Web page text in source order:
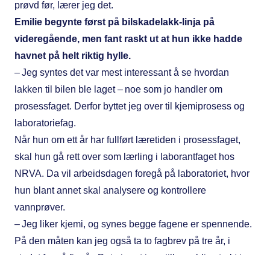
prøvd før, lærer jeg det.
Emilie begynte først på bilskadelakk-linja på
videregående, men fant raskt ut at hun ikke hadde
havnet på helt riktig hylle.
– Jeg syntes det var mest interessant å se hvordan
lakken til bilen ble laget – noe som jo handler om
prosessfaget. Derfor byttet jeg over til kjemiprosess og
laboratoriefag.
Når hun om ett år har fullført læretiden i prosessfaget,
skal hun gå rett over som lærling i laborantfaget hos
NRVA. Da vil arbeidsdagen foregå på laboratoriet, hvor
hun blant annet skal analysere og kontrollere
vannprøver.
– Jeg liker kjemi, og synes begge fagene er spennende.
På den måten kan jeg også ta to fagbrev på tre år, i